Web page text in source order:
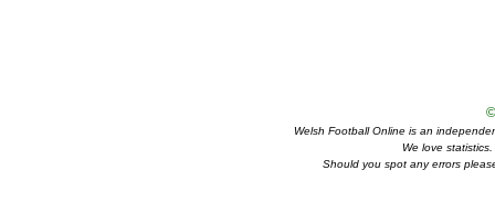
Welsh Football Online is an
We love
Should you spot any errors